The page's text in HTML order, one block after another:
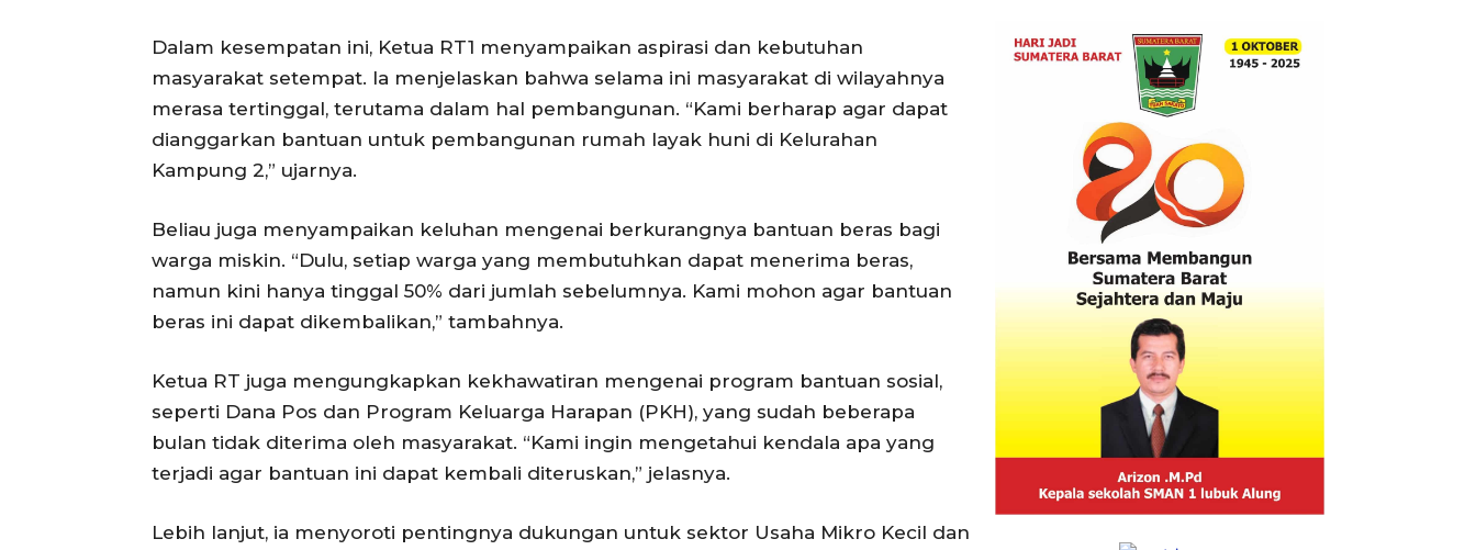
Dalam kesempatan ini, Ketua RT1 menyampaikan aspirasi dan kebutuhan
masyarakat setempat. Ia menjelaskan bahwa selama ini masyarakat di wilayahnya
merasa tertinggal, terutama dalam hal pembangunan. “Kami berharap agar dapat
dianggarkan bantuan untuk pembangunan rumah layak huni di Kelurahan
Kampung 2,” ujarnya.
Beliau juga menyampaikan keluhan mengenai berkurangnya bantuan beras bagi
warga miskin. “Dulu, setiap warga yang membutuhkan dapat menerima beras,
namun kini hanya tinggal 50% dari jumlah sebelumnya. Kami mohon agar bantuan
beras ini dapat dikembalikan,” tambahnya.
Ketua RT juga mengungkapkan kekhawatiran mengenai program bantuan sosial,
seperti Dana Pos dan Program Keluarga Harapan (PKH), yang sudah beberapa
bulan tidak diterima oleh masyarakat. “Kami ingin mengetahui kendala apa yang
terjadi agar bantuan ini dapat kembali diteruskan,” jelasnya.
Lebih lanjut, ia menyoroti pentingnya dukungan untuk sektor Usaha Mikro Kecil dan